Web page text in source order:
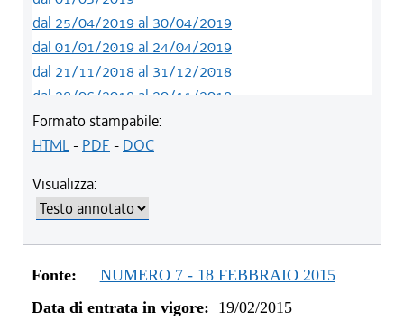
dal 25/04/2019 al 30/04/2019
dal 01/01/2019 al 24/04/2019
dal 21/11/2018 al 31/12/2018
dal 28/06/2018 al 20/11/2018
dal 19/02/2015 al 27/06/2018
Formato stampabile:
HTML- PDF - DOC
Visualizza:
Fonte:
NUMERO 7 - 18 FEBBRAIO 2015
Data di entrata in vigore: 19/02/2015